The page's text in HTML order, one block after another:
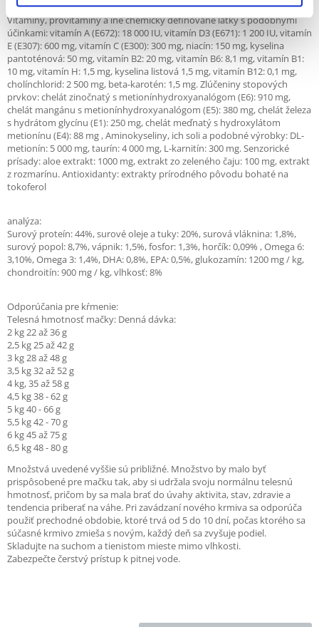
Prísady na 1 kg:
Vitamíny, provitamíny a iné chemicky definované látky s podobnými
účinkami: vitamín A (E672): 18 000 IU, vitamín D3 (E671): 1 200 IU, vitamín
E (E307): 600 mg, vitamín C (E300): 300 mg, niacín: 150 mg, kyselina
pantoténová: 50 mg, vitamín B2: 20 mg, vitamín B6: 8,1 mg, vitamín B1:
10 mg, vitamín H: 1,5 mg, kyselina listová 1,5 mg, vitamín B12: 0,1 mg,
cholínchlorid: 2 500 mg, beta-karotén: 1,5 mg. Zlúčeniny stopových
prvkov: chelát zinočnatý s metionínhydroxyanalógom (E6): 910 mg,
chelát mangánu s metionínhydroxyanalógom (E5): 380 mg, chelát železa
s hydrátom glycínu (E1): 250 mg, chelát meďnatý s hydroxylátom
metionínu (E4): 88 mg , Aminokyseliny, ich soli a podobné výrobky: DL-
metionín: 5 000 mg, taurín: 4 000 mg, L-karnitín: 300 mg. Senzorické
prísady: aloe extrakt: 1000 mg, extrakt zo zeleného čaju: 100 mg, extrakt
z rozmarínu. Antioxidanty: extrakty prírodného pôvodu bohaté na
tokoferol
analýza:
Surový proteín: 44%, surové oleje a tuky: 20%, surová vláknina: 1,8%,
surový popol: 8,7%, vápnik: 1,5%, fosfor: 1,3%, horčík: 0,09% , Omega 6:
3,10%, Omega 3: 1,4%, DHA: 0,8%, EPA: 0,5%, glukozamín: 1200 mg / kg,
chondroitín: 900 mg / kg, vlhkosť: 8%
Odporúčania pre kŕmenie:
Telesná hmotnosť mačky: Denná dávka:
2 kg 22 až 36 g
2,5 kg 25 až 42 g
3 kg 28 až 48 g
3,5 kg 32 až 52 g
4 kg, 35 až 58 g
4,5 kg 38 - 62 g
5 kg 40 - 66 g
5,5 kg 42 - 70 g
6 kg 45 až 75 g
6,5 kg 48 - 80 g
Množstvá uvedené vyššie sú približné. Množstvo by malo byť
prispôsobené pre mačku tak, aby si udržala svoju normálnu telesnú
hmotnosť, pričom by sa mala brať do úvahy aktivita, stav, zdravie a
tendencia priberať na váhe. Pri zavádzaní nového krmiva sa odporúča
použiť prechodné obdobie, ktoré trvá od 5 do 10 dní, počas ktorého sa
súčasné krmivo zmieša s novým, každý deň sa zvyšuje podiel.
Skladujte na suchom a tienistom mieste mimo vlhkosti.
Zabezpečte čerstvý prístup k pitnej vode.